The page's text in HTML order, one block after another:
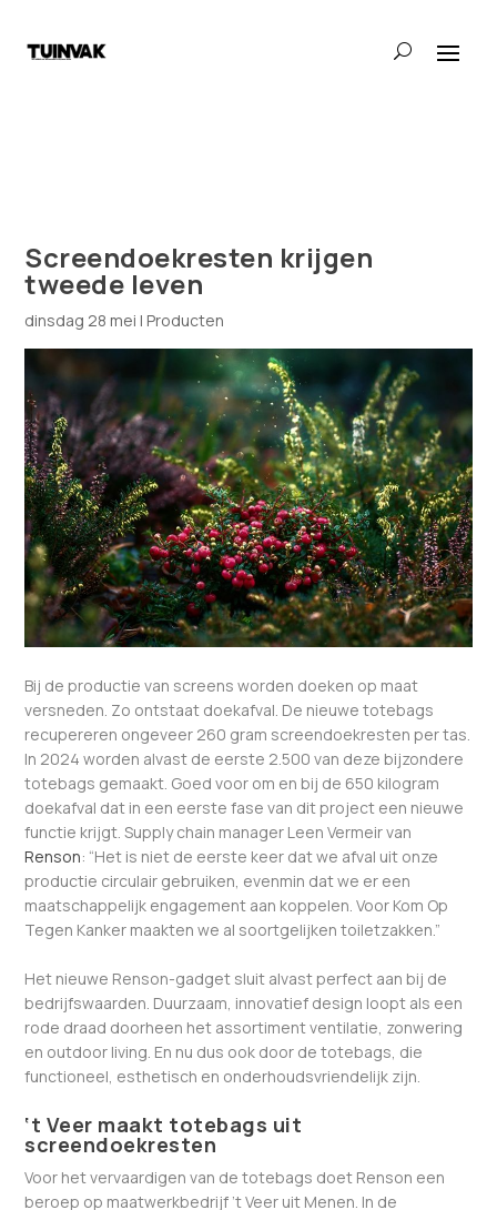
Screendoekresten krijgen
tweede leven
dinsdag 28 mei | Producten
Bij de productie van screens worden doeken op maat
versneden. Zo ontstaat doekafval. De nieuwe totebags
recupereren ongeveer 260 gram screendoekresten per tas.
In 2024 worden alvast de eerste 2.500 van deze bijzondere
totebags gemaakt. Goed voor om en bij de 650 kilogram
doekafval dat in een eerste fase van dit project een nieuwe
functie krijgt. Supply chain manager Leen Vermeir van
Renson: “Het is niet de eerste keer dat we afval uit onze
productie circulair gebruiken, evenmin dat we er een
maatschappelijk engagement aan koppelen. Voor Kom Op
Tegen Kanker maakten we al soortgelijken toiletzakken.”
Het nieuwe Renson-gadget sluit alvast perfect aan bij de
bedrijfswaarden. Duurzaam, innovatief design loopt als een
rode draad doorheen het assortiment ventilatie, zonwering
en outdoor living. En nu dus ook door de totebags, die
functioneel, esthetisch en onderhoudsvriendelijk zijn.
‘t Veer maakt totebags uit
screendoekresten
Voor het vervaardigen van de totebags doet Renson een
beroep op maatwerkbedrijf ’t Veer uit Menen. In de